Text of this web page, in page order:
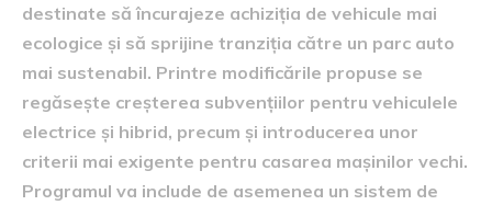
destinate să încurajeze achiziția de vehicule mai
ecologice și să sprijine tranziția către un parc auto
mai sustenabil. Printre modificările propuse se
regăsește creșterea subvențiilor pentru vehiculele
electrice și hibrid, precum și introducerea unor
criterii mai exigente pentru casarea mașinilor vechi.
Programul va include de asemenea un sistem de